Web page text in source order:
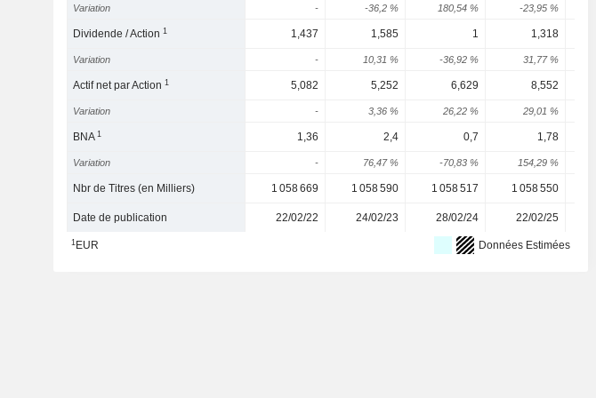
Variation - -36,2 % 180,54 % -23,95 %
Dividende / Action1 1,437 1,585 1 1,318
Variation - 10,31 % -36,92 % 31,77 %
Actif net par Action1 5,082 5,252 6,629 8,552
Variation - 3,36 % 26,22 % 29,01 %
BNA1 1,36 2,4 0,7 1,78
Variation - 76,47 % -70,83 % 154,29 %
Nbr de Titres (en Milliers) 1 058 669 1 058 590 1 058 517 1 058 550
Date de publication 22/02/22 24/02/23 28/02/24 22/02/25
1EUR Données Estimées